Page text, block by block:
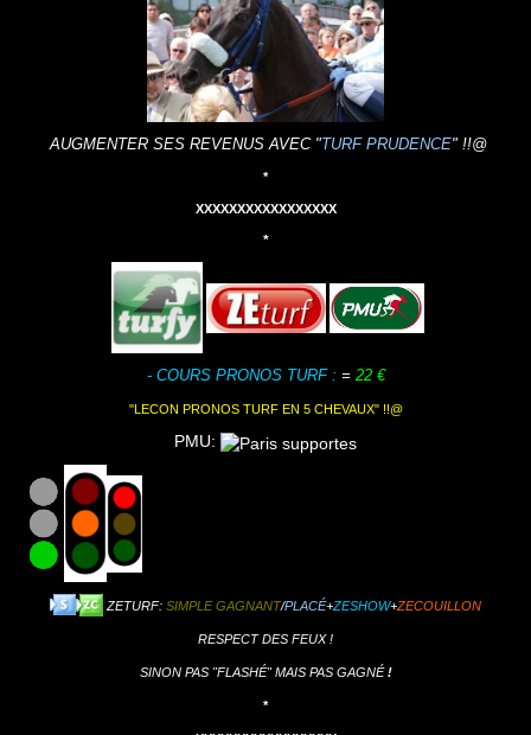
AUGMENTER SES REVENUS AVEC "TURF PRUDENCE" !!@
*
XXXXXXXXXXXXXXXXX
*
- COURS PRONOS TURF : = 22 €
"LECON PRONOS TURF EN 5 CHEVAUX" !!@
PMU:
ZETURF: SIMPLE GAGNANT/PLACÉ+ZESHOW+ZECOUILLON
RESPECT DES FEUX !
SINON PAS "FLASHÉ" MAIS PAS GAGNÉ!
*